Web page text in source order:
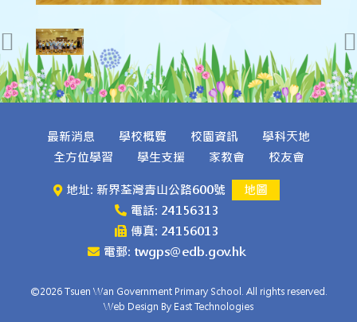
最新消息 學校概覽 校園資訊
學科天地
全方位學習
學生支援 家教會 校友會
地址: 新界荃灣青山公路600號
地圖
電話: 24156313
傳真: 24156013
電郵: twgps@edb.gov.hk
©2026 Tsuen Wan Government Primary School. All rights reserved.
Web Design By East Technologies